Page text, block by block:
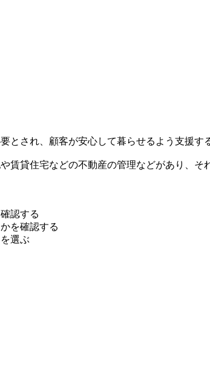
され、顧客が安心して暮らせるよう支援す
賃貸住宅などの不動産の管理などがあり、そ
認する
を確認する
選ぶ